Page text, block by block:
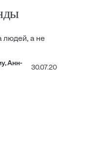
людей, а не
Анн-
30.07.20